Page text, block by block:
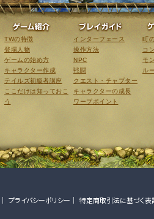
ニュース ゲーム紹介
TWの特徴
登場人物
ゲームの始め方
キャラクター作成
テイルズ初級者講座
ここだけは知っておこ
う
インターフェース
操作方法
NPC
戦闘
クエスト・チャプター
キャラクターの成長
ワープポイント
町
コ
モ
ル
プライバシーポリシー 特定商取引法に基づく表